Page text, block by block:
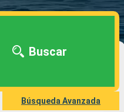
Buscar
Búsqueda Avanzada